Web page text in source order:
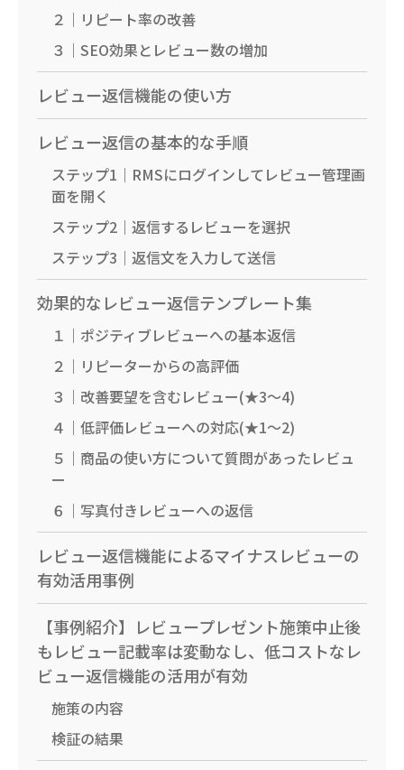
２｜リピート率の改善
３｜SEO効果とレビュー数の増加
レビュー返信機能の使い方
レビュー返信の基本的な手順
ステップ1｜RMSにログインしてレビュー管理画
面を開く
ステップ2｜返信するレビューを選択
ステップ3｜返信文を入力して送信
効果的なレビュー返信テンプレート集
１｜ポジティブレビューへの基本返信
２｜リピーターからの高評価
３｜改善要望を含むレビュー(★3〜4)
４｜低評価レビューへの対応(★1〜2)
５｜商品の使い方について質問があったレビュ
ー
６｜写真付きレビューへの返信
レビュー返信機能によるマイナスレビューの
有効活用事例
【事例紹介】レビュープレゼント施策中止後
もレビュー記載率は変動なし、低コストなレ
ビュー返信機能の活用が有効
施策の内容
検証の結果